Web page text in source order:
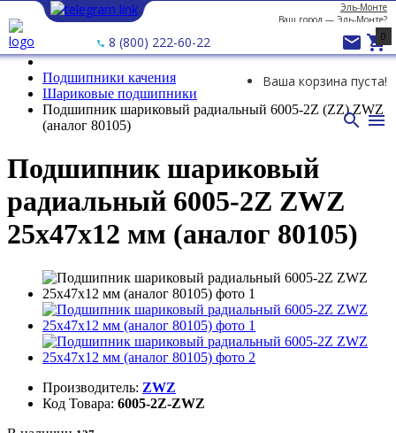
Эль-Монте
Ваш город — Эль-Монте?
8 (800) 222-60-22  
0
Ваша корзина пуста!
 
Подшипники качения
Шариковые подшипники
Подшипник шариковый радиальный 6005-2Z (ZZ) ZWZ
(аналог 80105)
Подшипник шариковый
радиальный 6005-2Z ZWZ
25х47х12 мм (аналог 80105)
Производитель: ZWZ
Код Товара: 6005-2Z-ZWZ